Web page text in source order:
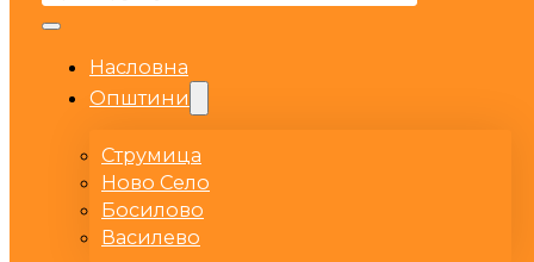
Насловна
Општини
Струмица
Ново Село
Босилово
Василево